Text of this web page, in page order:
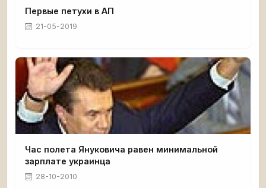
Первые петухи в АП
21-05-2019
Час полета Януковича равен минимальной
зарплате украинца
28-10-2010